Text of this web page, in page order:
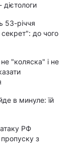
53-річчя
секрет": до чого
"коляска" і не
в минуле: їй
РФ
з